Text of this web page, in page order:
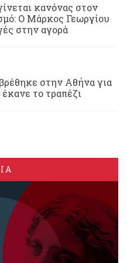
κανόνας στον
Ο Μάρκος Γεωργίου
στην αγορά
στην Αθήνα για
το τραπέζι